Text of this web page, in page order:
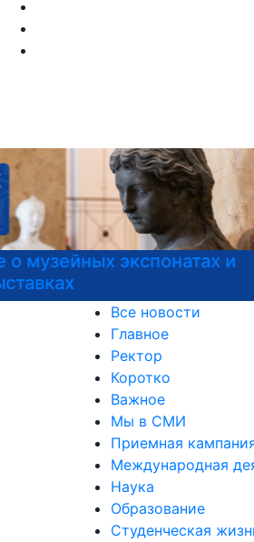
Войска беспилотных
Главное
Ректор
Коротко
Важное
Мы в СМИ
Приемная кампания
Международная
Наука
Образование
Студенческая жизнь
Спорт